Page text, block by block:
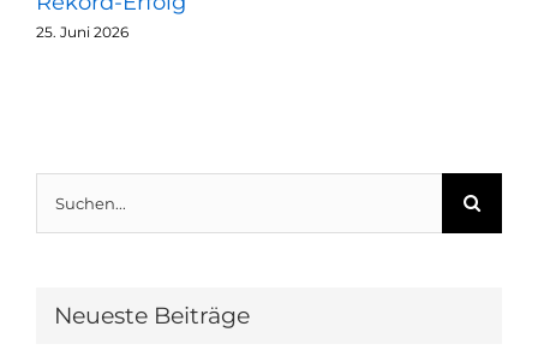
25. Juni 2026
Suche
nach:
Neueste Beiträge